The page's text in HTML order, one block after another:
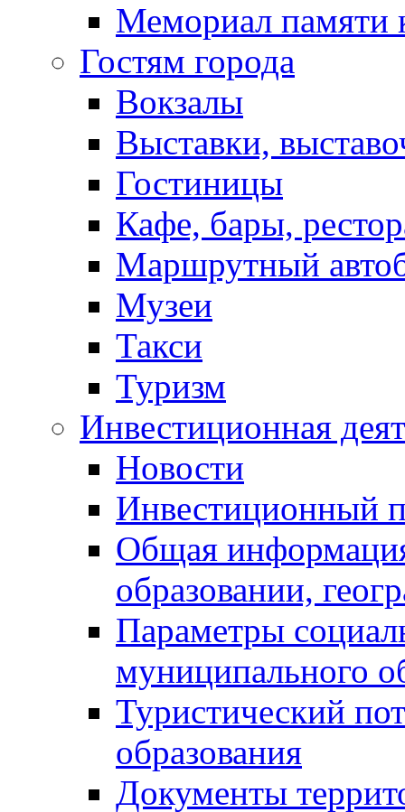
Мемориал памяти
Гостям города
Вокзалы
Выставки,
Гостиницы
Кафе, бары,
Маршрутный
Музеи
Такси
Туризм
Инвестиционная
Новости
Инвестиционный
Общая
образовании,
Параметры
муниципального
Туристический
образования
Документы